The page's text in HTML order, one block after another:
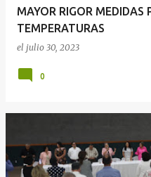
MAYOR RIGOR MEDIDAS
TEMPERATURAS
el julio 30, 2023
0